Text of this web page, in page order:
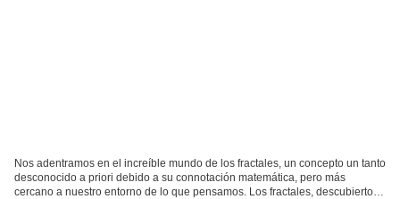
Nos adentramos en el increíble mundo de los fractales, un concepto un tanto
desconocido a priori debido a su connotación matemática, pero más
cercano a nuestro entorno de lo que pensamos. Los fractales, descubiertos